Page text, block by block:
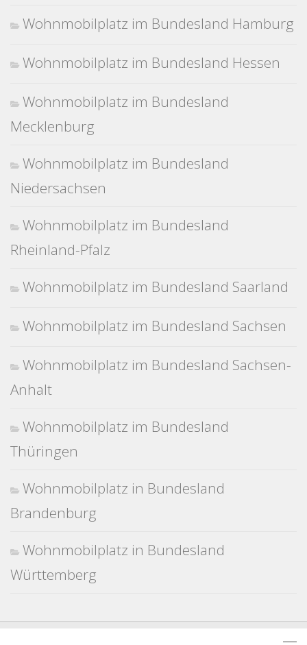
Wohnmobilplatz im Bundesland Hamburg
Wohnmobilplatz im Bundesland Hessen
Wohnmobilplatz im Bundesland
Mecklenburg
Wohnmobilplatz im Bundesland
Niedersachsen
Wohnmobilplatz im Bundesland
Rheinland-Pfalz
Wohnmobilplatz im Bundesland Saarland
Wohnmobilplatz im Bundesland Sachsen
Wohnmobilplatz im Bundesland Sachsen-
Anhalt
Wohnmobilplatz im Bundesland
Thüringen
Wohnmobilplatz in Bundesland
Brandenburg
Wohnmobilplatz in Bundesland
Württemberg